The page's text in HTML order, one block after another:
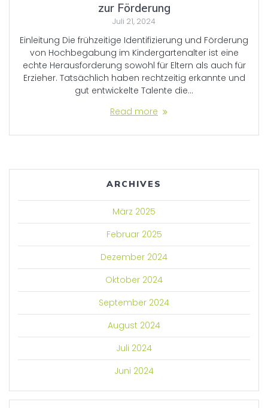
zur Förderung
Juli 21, 2024
Einleitung Die frühzeitige Identifizierung und Förderung
von Hochbegabung im Kindergartenalter ist eine
echte Herausforderung sowohl für Eltern als auch für
Erzieher. Tatsächlich haben rechtzeitig erkannte und
gut entwickelte Talente die…
Read more
ARCHIVES
März 2025
Februar 2025
Dezember 2024
Oktober 2024
September 2024
August 2024
Juli 2024
Juni 2024